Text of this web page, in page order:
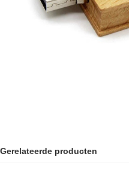
Gerelateerde producten